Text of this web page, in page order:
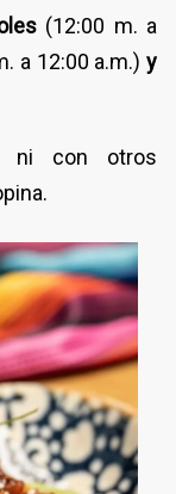
(12:00 m. a
a 12:00 a.m.) y
ni con otros